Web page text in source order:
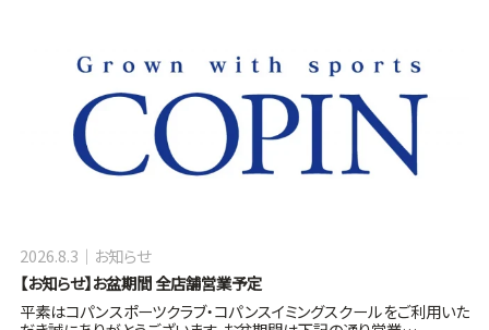
【お知らせ】お盆期間 全店舗営業予定
2026.8.3 お知らせ
平素はコパンスポーツクラブ・コパンスイミングスクールをご利用いた